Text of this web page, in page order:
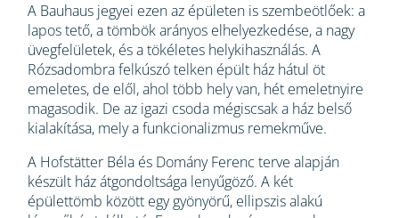
A Bauhaus jegyei ezen az épületen is szembeötlőek: a
lapos tető, a tömbök arányos elhelyezkedése, a nagy
üvegfelületek, és a tökéletes helykihasználás. A
Rózsadombra felkúszó telken épült ház hátul öt
emeletes, de elől, ahol több hely van, hét emeletnyire
magasodik. De az igazi csoda mégiscsak a ház belső
kialakítása, mely a funkcionalizmus remekműve.
A Hofstätter Béla és Domány Ferenc terve alapján
készült ház átgondoltsága lenyűgöző. A két
épülettömb között egy gyönyörű, ellipszis alakú